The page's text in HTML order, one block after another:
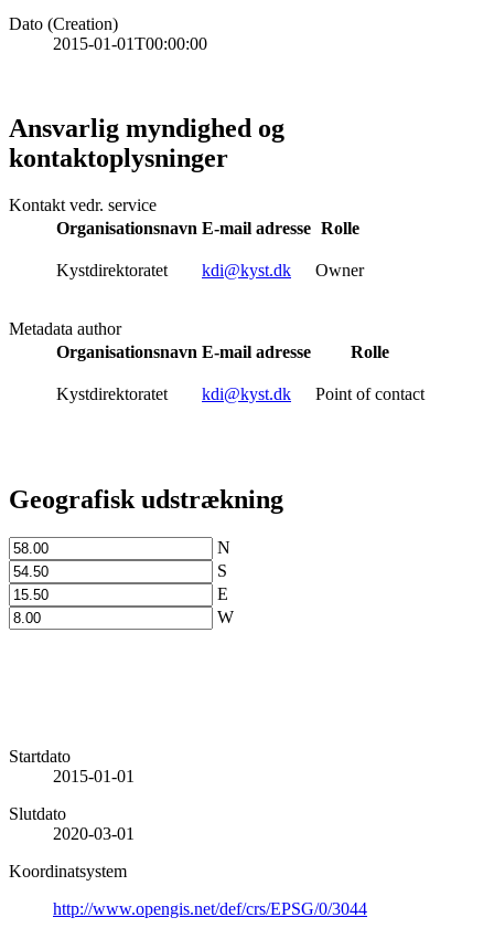
Dato (Creation)
2015-01-01T00:00:00
Ansvarlig myndighed og
kontaktoplysninger
Kontakt vedr. service
Organisationsnavn E-mail adresse Rolle
Kystdirektoratet kdi@kyst.dk Owner
Metadata author
Organisationsnavn E-mail adresse Rolle
Kystdirektoratet kdi@kyst.dk Point of contact
Geografisk udstrækning
N
S
E
W
Startdato
2015-01-01
Slutdato
2020-03-01
Koordinatsystem
http://www.opengis.net/def/crs/EPSG/0/3044